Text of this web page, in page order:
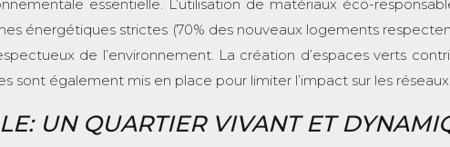
essentielle. L’utilisation de matériaux éco-
énergétiques strictes (70% des nouveaux logements
de l’environnement. La création d’espaces verts
également mis en place pour limiter l’impact sur les réseaux
UN QUARTIER VIVANT ET